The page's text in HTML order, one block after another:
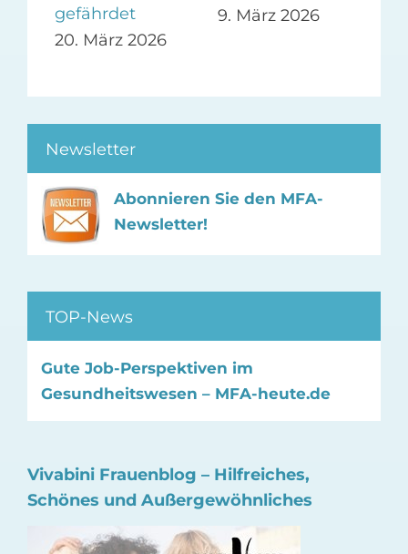
gefährdet
20. März 2026
9. März 2026
Newsletter
Abonnieren Sie den MFA-
Newsletter!
TOP-News
Gute Job-Perspektiven im
Gesundheitswesen – MFA-heute.de
Vivabini Frauenblog – Hilfreiches,
Schönes und Außergewöhnliches